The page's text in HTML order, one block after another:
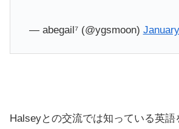
— abegail⁷ (@ygsmoon)
Halseyとの交流では知っている英語